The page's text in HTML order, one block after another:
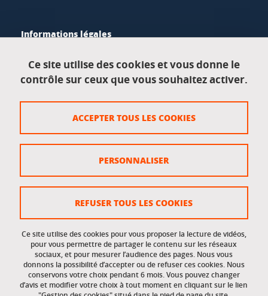
Informations légales
Données personnelles
Crédits
Gestion des cookies
Accessibilité : non conforme
Accès réservés
Intranet des étudiants et des personnels
Ce site utilise des cookies et vous donne le
contrôle sur ceux que vous souhaitez activer.
Ce site utilise des cookies pour vous proposer la lecture de vidéos,
pour vous permettre de partager le contenu sur les réseaux
sociaux, et pour mesurer l’audience des pages. Nous vous
donnons la possibilité d’accepter ou de refuser ces cookies. Nous
conservons votre choix pendant 6 mois. Vous pouvez changer
d’avis et modifier votre choix à tout moment en cliquant sur le lien
ACCEPTER TOUS LES COOKIES
REFUSER TOUS LES COOKIES
PERSONNALISER